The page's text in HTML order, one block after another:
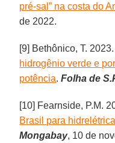
pré-sal” na costa do
de 2022.
[9] Bethônico, T. 2023.
hidrogênio verde e
potência.Folha de
[10] Fearnside, P.M.
Brasil para
Mongabay, 10 de